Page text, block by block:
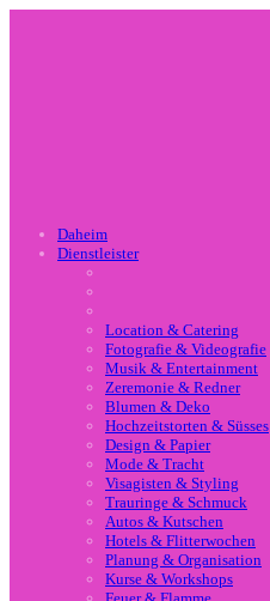
Daheim
Dienstleister
Location & Catering
Fotografie & Videografie
Musik & Entertainment
Zeremonie & Redner
Blumen & Deko
Hochzeitstorten & Süsses
Design & Papier
Mode & Tracht
Visagisten & Styling
Trauringe & Schmuck
Autos & Kutschen
Hotels & Flitterwochen
Planung & Organisation
Kurse & Workshops